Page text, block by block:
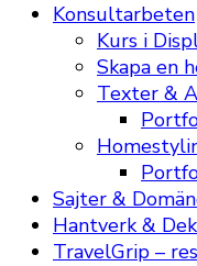
Konsultarbeten
Kurs i
Skapa en
Texter &
Sajter &
Hantverk &
TravelGrip –